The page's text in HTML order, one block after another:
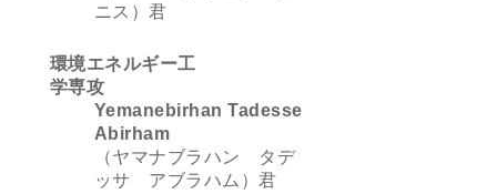
ニス）君
環境エネルギー工
学専攻
Yemanebirhan Tadesse
Abirham
（ヤマナブラハン タデ
ッサ アブラハム）君